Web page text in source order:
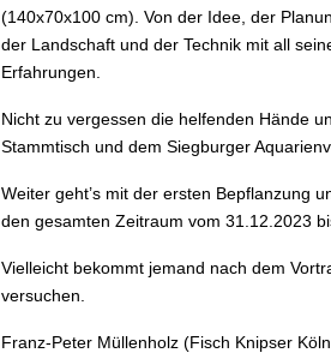
(140x70x100 cm). Von der Idee, der
der Landschaft und der Technik mit all
Erfahrungen.
Nicht zu vergessen die helfenden Hände
Stammtisch und dem Siegburger
Weiter geht’s mit der ersten Bepflanzung
den gesamten Zeitraum vom 31.12.2023
Vielleicht bekommt jemand nach dem
versuchen.
Franz-Peter Müllenholz (Fisch Knipser